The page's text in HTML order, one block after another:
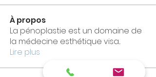
À propos
La pénoplastie est un domaine de
la médecine esthétique visa...
Lire plus